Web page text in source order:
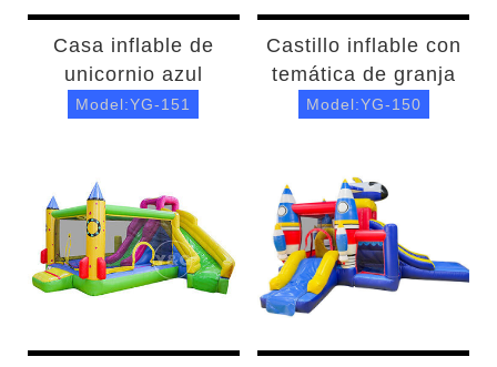
Casa inflable de
unicornio azul
Model:YG-151
Castillo inflable con
temática de granja
Model:YG-150